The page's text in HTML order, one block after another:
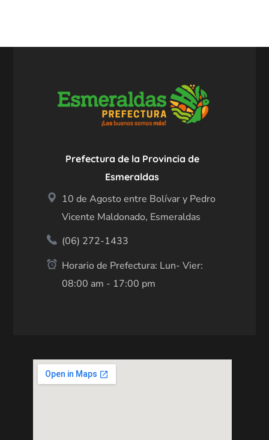
Prefectura de la Provincia de
Esmeraldas
10 de Agosto entre Bolívar y Pedro
Vicente Maldonado, Esmeraldas
(06) 272-1433
Horario de Prefectura: Lun- Vier:
08:00 am - 17:00 pm